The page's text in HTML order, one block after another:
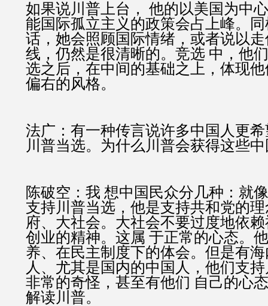
如果说川普上台， 他的以美国为中
能国际孤立主义的政策会占上峰。
话，她会照顾国际情绪，或者说以
线，仍然是很清晰的。竞选 中，他
选之后，在中间的基础之上，体现
偏右的风格。
法广：有一种传言说许多中国人更
川普当选。为什么川普会获得这些
陈破空：我 想中国民众分几种：就
支持川普当选，他是支持共和党的
府、大社会。大社会不要过度地依
创业的精神。这属 于正常的心态。
养、在民主制度下的体会。但是有
人、尤其是国内的中国人，他们支
非常的奇怪，甚至有他们 自己的心
解读川普。